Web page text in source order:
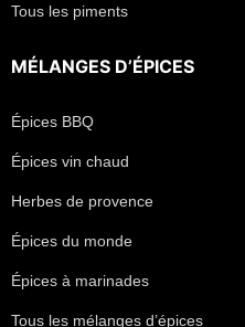
Tous les piments
MÉLANGES D’ÉPICES
Épices BBQ
Épices vin chaud
Herbes de provence
Épices du monde
Épices à marinades
Tous les mélanges d’épices